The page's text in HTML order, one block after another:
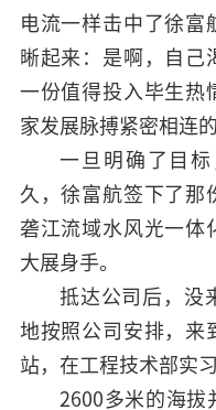
电流一样击中了徐富
晰起来：是啊，自己
一份值得投入毕生热
家发展脉搏紧密相连的
一旦明确了目
久，徐富航签下了
砻江流域水风光一体
大展身手。
抵达公司后，没
地按照公司安排，来
站，在工程技术部实习
2600多米的海拔